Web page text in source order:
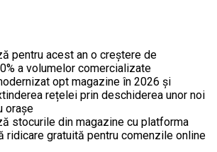
pentru acest an o creștere de
a volumelor comercializate
opt magazine în 2026 și
rețelei prin deschiderea unor noi
orașe
stocurile din magazine cu platforma
ridicare gratuită pentru comenzile online